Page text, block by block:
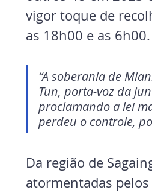
vigor toque de
as 18h00 e as 6h00.
“A soberania de
Tun, porta-voz da
proclamando a lei
perdeu o controle,
Da região de
atormentadas